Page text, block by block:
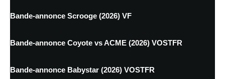
Bande-annonce Scrooge (2026) VF
Bande-annonce Coyote vs ACME (2026) VOSTFR
Bande-annonce Babystar (2026) VOSTFR